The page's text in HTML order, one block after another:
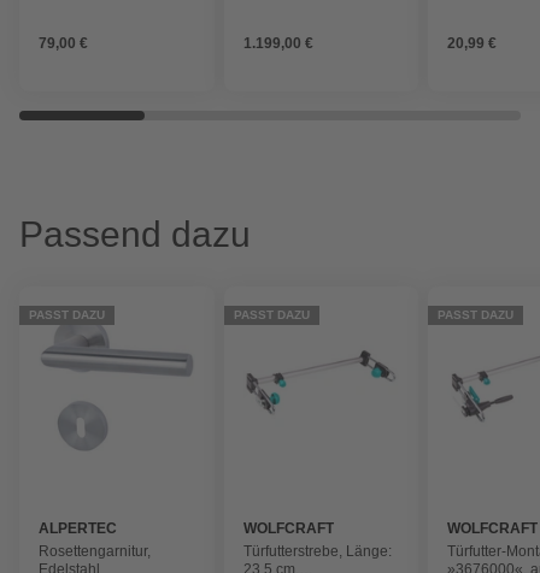
79,00 €
1.199,00 €
20,99 €
Passend dazu
PASST DAZU
ALPERTEC
Rosettengarnitur,
Edelstahl
PASST DAZU
WOLFCRAFT
Türfutterstrebe, Länge:
23,5 cm,
PASST DAZU
WOLFCRAFT
Türfutter-
»3676000«,